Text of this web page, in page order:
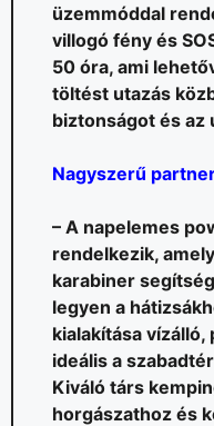
üzemmóddal
villogó fény és
50 óra, ami
töltést utazás
biztonságot és az
Nagyszerű
– A napelemes
rendelkezik,
karabiner
legyen a
kialakítása
ideális a
Kiváló társ
horgászathoz és